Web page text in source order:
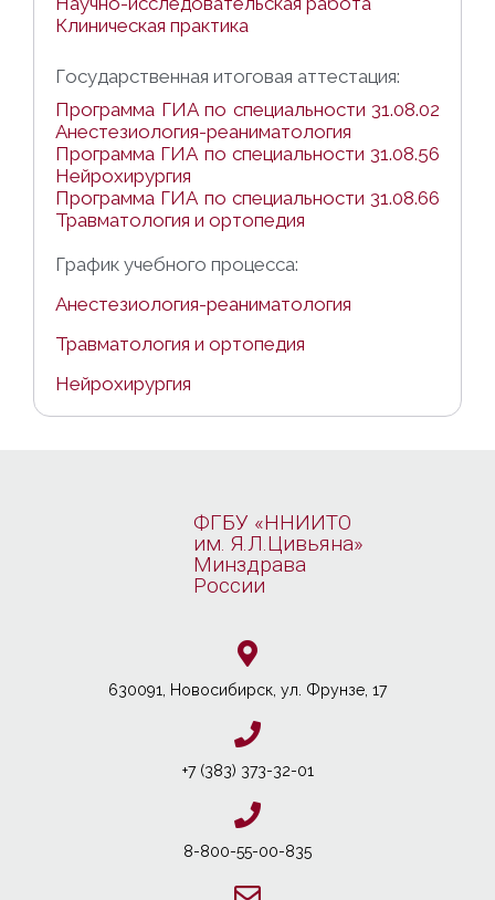
Клиническая практика
Государственная итоговая аттестация:
Программа ГИА по специальности 31.08.02
Анестезиология-реаниматология
Программа ГИА по специальности 31.08.56
Нейрохирургия
Программа ГИА по специальности 31.08.66
Травматология и ортопедия
График учебного процесса:
Анестезиология-реаниматология
Травматология и ортопедия
Нейрохирургия
ФГБУ «ННИИТО
им. Я.Л.Цивьяна»
Минздрава
России
630091, Новосибирcк, ул. Фрунзе, 17
+7 (383) 373-32-01
8-800-55-00-835